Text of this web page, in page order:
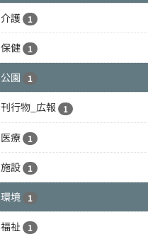
介護 1
保健 1
公園 1
刊行物_広報 1
医療 1
施設 1
環境 1
福祉 1